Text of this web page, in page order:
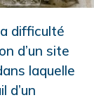
difficulté
d’un site
laquelle
d’un